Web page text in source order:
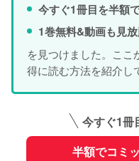
今すぐ1冊目を半額
1巻無料&動画も見
を見つけました。ここ
得に読む方法を紹介し
今すぐ1冊
半額でコミ